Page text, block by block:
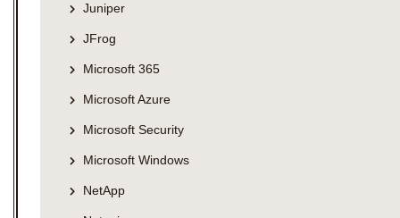
Juniper
JFrog
Microsoft 365
Microsoft Azure
Microsoft Security
Microsoft Windows
NetApp